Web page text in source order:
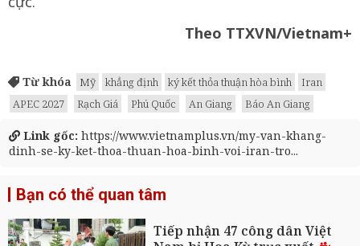
Theo TTXVN/Vietnam+
Từ khóa Mỹ khẳng định ký kết thỏa thuận hòa bình
Iran
APEC 2027
Rạch Giá Phú Quốc An Giang Báo An Giang
Link gốc: https://www.vietnamplus.vn/my-van-khang-
dinh-se-ky-ket-thoa-thuan-hoa-binh-voi-iran-tro...
Bạn có thể quan tâm
Tiếp nhận 47 công dân Việt